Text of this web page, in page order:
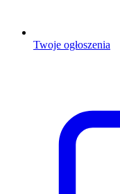
Twoje ogłoszenia